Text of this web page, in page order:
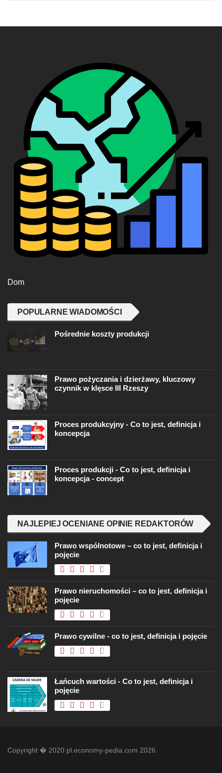
Dom
POPULARNE WIADOMOŚCI
Pośrednie koszty produkcji
Prawo pożyczania i dzierżawy, kluczowy
czynnik w klęsce III Rzeszy
Proces produkcyjny - Co to jest, definicja i
koncepcja
Proces produkcji - Co to jest, definicja i
koncepcja - concept
NAJLEPIEJ OCENIANE OPINIE REDAKTORÓW
Prawo wspólnotowe – co to jest, definicja i
pojęcie
Prawo nieruchomości – co to jest, definicja i
pojęcie
Prawo cywilne - co to jest, definicja i pojęcie
Łańcuch wartości - Co to jest, definicja i
pojęcie
Copyright � 2020 pl.economy-pedia.com 2026